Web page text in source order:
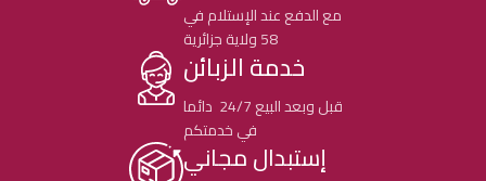
مع الدفع عند الإستلام في
58 ولاية جزائرية
خدمة الزبائن
قبل وبعد البيع 24/7 دائما
في خدمتكم
إستبدال مجاني